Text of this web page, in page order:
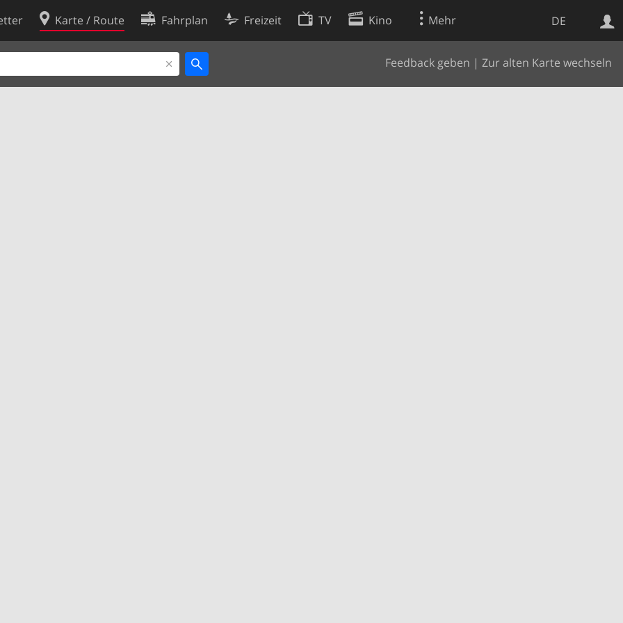
DE
Karte / Route Fahrplan Freizeit TV Kino Mehr
Feedback geben | Zur alten Karte wechseln
Websuche
Cookie-Richtlinie
Cookie-Einstellungen